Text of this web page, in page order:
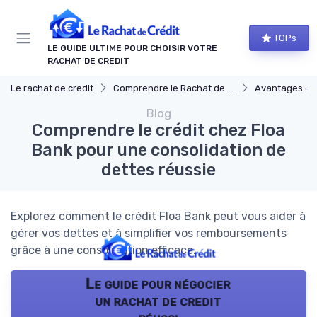
LE GUIDE ULTIME POUR CHOISIR VOTRE
RACHAT DE CREDIT
TOPs
Le rachat de credit Comprendre le Rachat de Crédit Avantages et
Blog
Comprendre le crédit chez Floa
Bank pour une consolidation de
dettes réussie
Explorez comment le crédit Floa Bank peut vous aider à
gérer vos dettes et à simplifier vos remboursements
grâce à une consolidation efficace.
Le guide pour négocier
un rachat de credit
Panneau de gestion des cookies